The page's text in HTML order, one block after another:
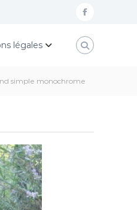
f
c
légales
simple monochrome